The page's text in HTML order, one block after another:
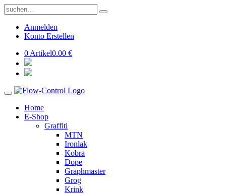
Anmelden
Konto Erstellen
0 Artikel0.00 €
Home
E-Shop
Graffiti
MTN
Ironlak
Kobra
Dope
Graphmaster
Grog
Krink